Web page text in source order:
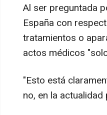
Al ser preguntada
España con
tratamientos o
actos médicos
"Esto está
no, en la